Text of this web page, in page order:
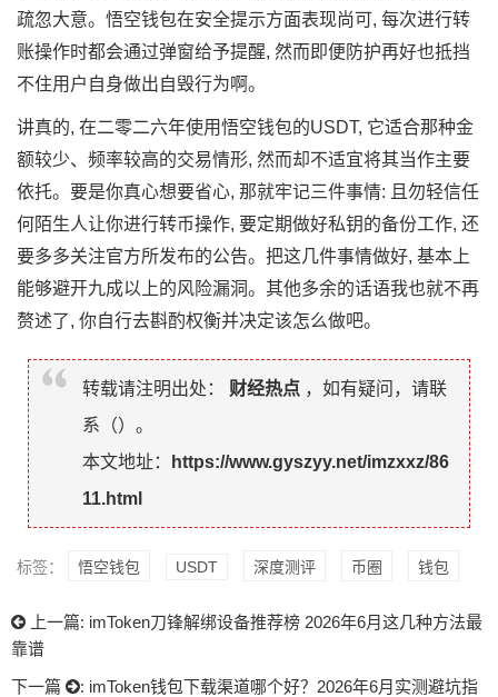
疏忽大意。悟空钱包在安全提示方面表现尚可, 每次进行转
账操作时都会通过弹窗给予提醒, 然而即便防护再好也抵挡
不住用户自身做出自毁行为啊。
讲真的, 在二零二六年使用悟空钱包的USDT, 它适合那种金
额较少、频率较高的交易情形, 然而却不适宜将其当作主要
依托。要是你真心想要省心, 那就牢记三件事情: 且勿轻信任
何陌生人让你进行转币操作, 要定期做好私钥的备份工作, 还
要多多关注官方所发布的公告。把这几件事情做好, 基本上
能够避开九成以上的风险漏洞。其他多余的话语我也就不再
赘述了, 你自行去斟酌权衡并决定该怎么做吧。
转载请注明出处： 财经热点 ，如有疑问，请联
系（）。
本文地址：
https://www.gyszyy.net/imzxxz/86
11.html
标签： 悟空钱包 USDT 深度测评 币圈 钱包
上一篇: imToken刀锋解绑设备推荐榜 2026年6月这几种方法最
靠谱
下一篇
: imToken钱包下载渠道哪个好？2026年6月实测避坑指